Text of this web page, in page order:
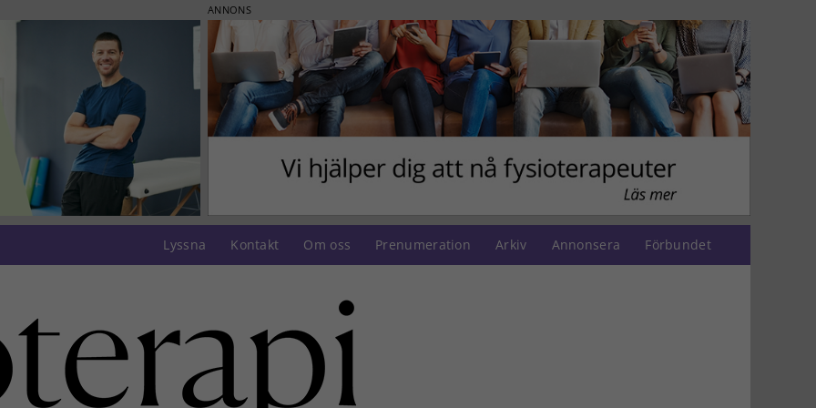
ANNONS
Lyssna Kontakt Om oss Prenumeration Arkiv Annonsera Förbundet